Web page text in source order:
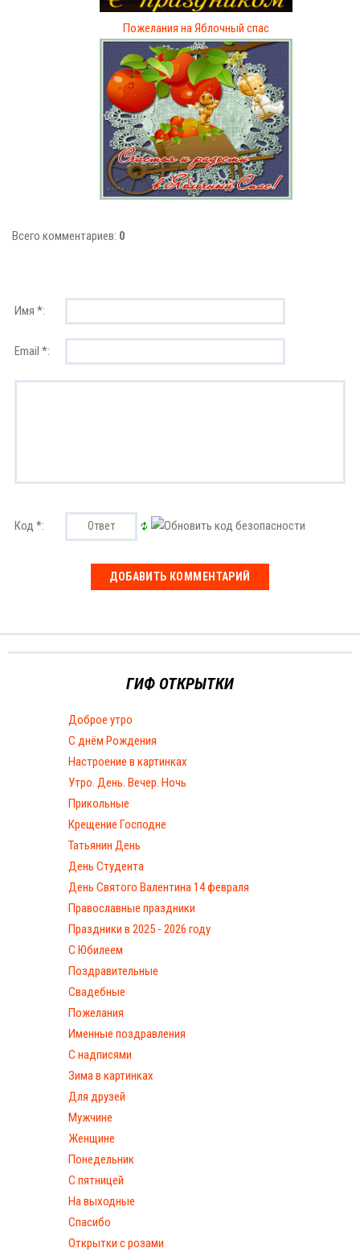
Пожелания на Яблочный спас
Всего комментариев: 0
Имя *:
Email *:
Код *:
ГИФ ОТКРЫТКИ
Доброе утро
С днём Рождения
Настроение в картинках
Утро. День. Вечер. Ночь
Прикольные
Крещение Господне
Татьянин День
День Студента
День Святого Валентина 14 февраля
Православные праздники
Праздники в 2025 - 2026 году
С Юбилеем
Поздравительные
Свадебные
Пожелания
Именные поздравления
С надписями
Зима в картинках
Для друзей
Мужчине
Женщине
Понедельник
С пятницей
На выходные
Спасибо
Открытки с розами